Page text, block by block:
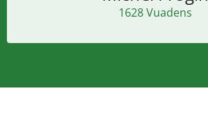
1628 Vuadens